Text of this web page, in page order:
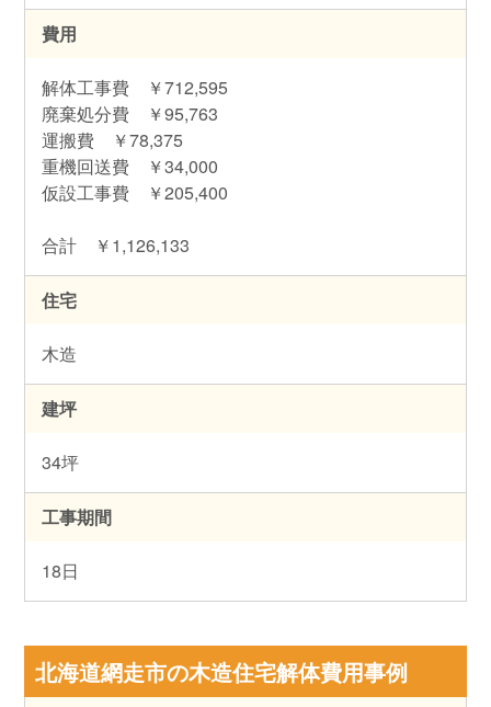
費用
解体工事費 ￥712,595
廃棄処分費 ￥95,763
運搬費 ￥78,375
重機回送費 ￥34,000
仮設工事費 ￥205,400
合計 ￥1,126,133
住宅
木造
建坪
34坪
工事期間
18日
北海道網走市の木造住宅解体費用事例